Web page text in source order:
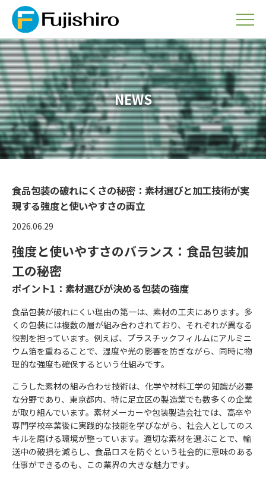
NEWS
食品包装の破れにくさの秘密：素材選びと加工技術が実
現する強度と使いやすさの両立
2026.06.29
強度と使いやすさのバランス：食品包装加
工の秘密
ポイント1：素材選びが決める包装の強度
食品包装が破れにくい理由の第一は、素材の工夫にあります。多
くの包装には複数の層が組み合わされており、それぞれが異なる
役割を担っています。例えば、プラスチックフィルムにアルミニ
ウム箔を重ねることで、湿度や光の影響を防ぎながら、同時に物
理的な強度も確保するという仕組みです。
こうした素材の組み合わせ技術は、化学や材料工学の知識が必要
な分野であり、東京都内、特に足立区の製造業でも数多くの企業
が取り組んでいます。素材メーカーや包装製造会社では、高卒や
専門学校卒業後に実践的な技能を学びながら、社会人としてのス
キルを磨ける環境が整っています。適切な素材を選ぶことで、輸
送中の破損を減らし、食品ロスを防ぐという社会的に意味のある
仕事ができるのも、この業界の大きな魅力です。